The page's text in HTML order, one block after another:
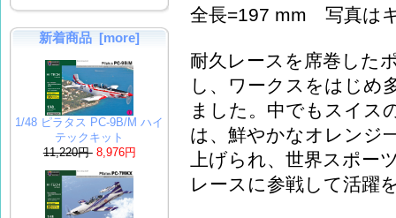
新着商品 [more]
1/48 ピラタス PC-9B/M ハイ
テックキット
11,220円 8,976円
全長=197 mm 写真は
耐久レースを席巻した
し、ワークスをはじめ
ました。中でもスイス
は、鮮やかなオレンジ
上げられ、世界スポー
レースに参戦して活躍